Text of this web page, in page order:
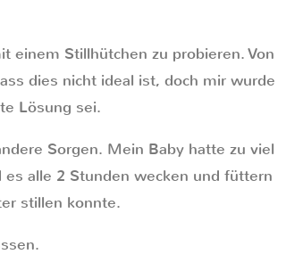
einem Stillhütchen zu probieren. Von
dies nicht ideal ist, doch mir wurde
Lösung sei.
Sorgen. Mein Baby hatte zu viel
alle 2 Stunden wecken und füttern
stillen konnte.